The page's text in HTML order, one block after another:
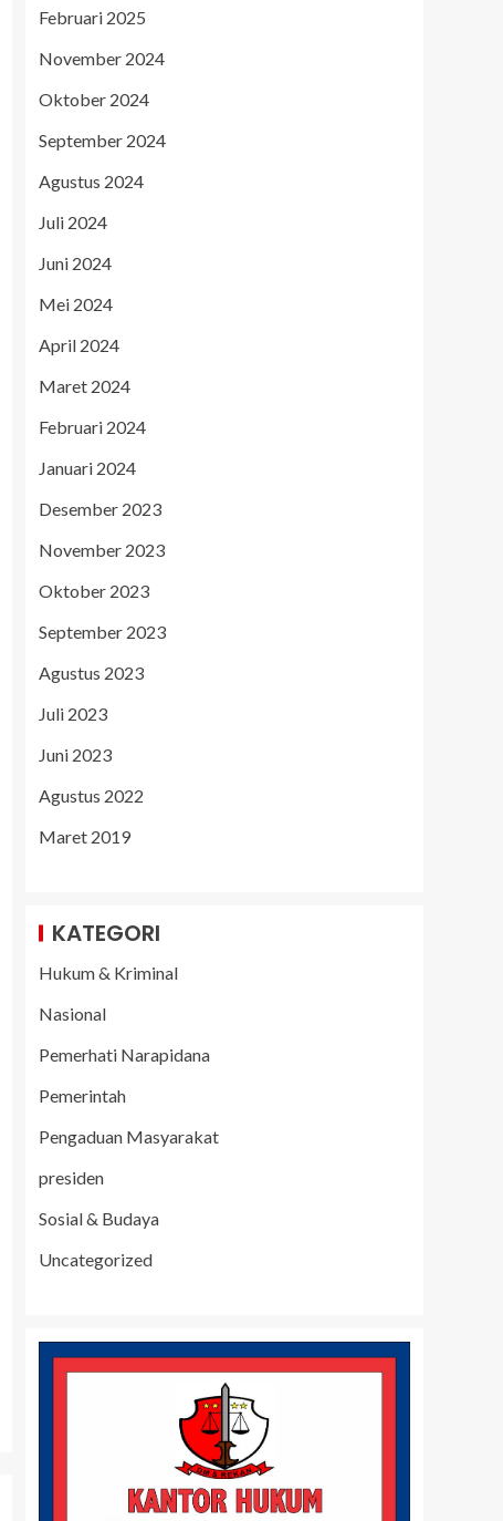
Februari 2025
November 2024
Oktober 2024
September 2024
Agustus 2024
Juli 2024
Juni 2024
Mei 2024
April 2024
Maret 2024
Februari 2024
Januari 2024
Desember 2023
November 2023
Oktober 2023
September 2023
Agustus 2023
Juli 2023
Juni 2023
Agustus 2022
Maret 2019
KATEGORI
Hukum & Kriminal
Nasional
Pemerhati Narapidana
Pemerintah
Pengaduan Masyarakat
presiden
Sosial & Budaya
Uncategorized